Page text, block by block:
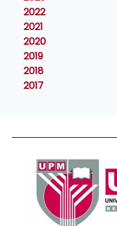
2022
2021
2020
2019
2018
2017